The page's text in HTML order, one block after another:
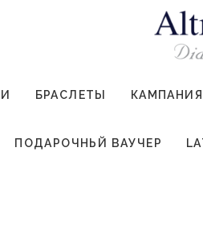
БРАСЛЕТЫ КАМПАНИЯ
ПОДАРОЧНЬЙ ВАУЧЕР